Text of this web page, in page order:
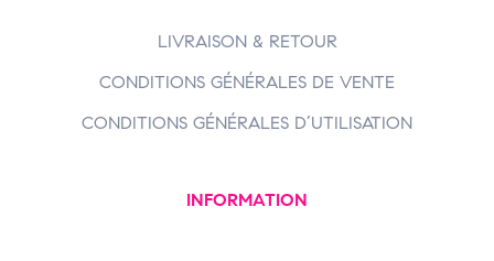
LIVRAISON & RETOUR
CONDITIONS GÉNÉRALES DE VENTE
CONDITIONS GÉNÉRALES D’UTILISATION
INFORMATION